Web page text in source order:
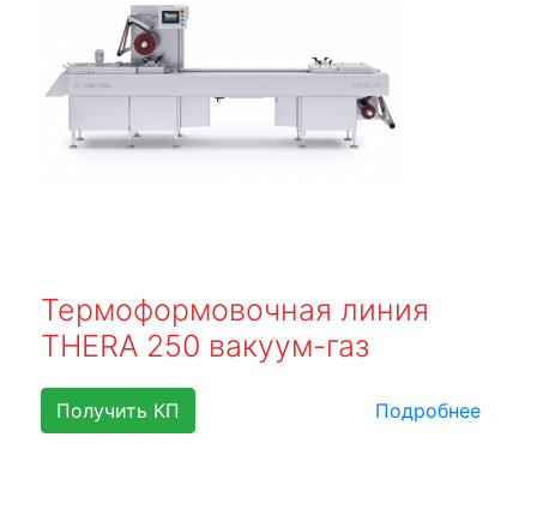
Термоформовочная линия
THERA 250 вакуум-газ
Получить КП Подробнее